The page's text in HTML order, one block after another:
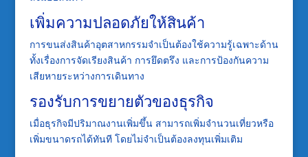
เพิ่มความปลอดภัยให้สินค้า
การขนส่งสินค้าอุตสาหกรรมจำเป็นต้องใช้ความรู้เฉพาะด้าน
ทั้งเรื่องการจัดเรียงสินค้า การยึดตรึง และการป้องกันความ
เสียหายระหว่างการเดินทาง
รองรับการขยายตัวของธุรกิจ
เมื่อธุรกิจมีปริมาณงานเพิ่มขึ้น สามารถเพิ่มจำนวนเที่ยวหรือ
เพิ่มขนาดรถได้ทันที โดยไม่จำเป็นต้องลงทุนเพิ่มเติม